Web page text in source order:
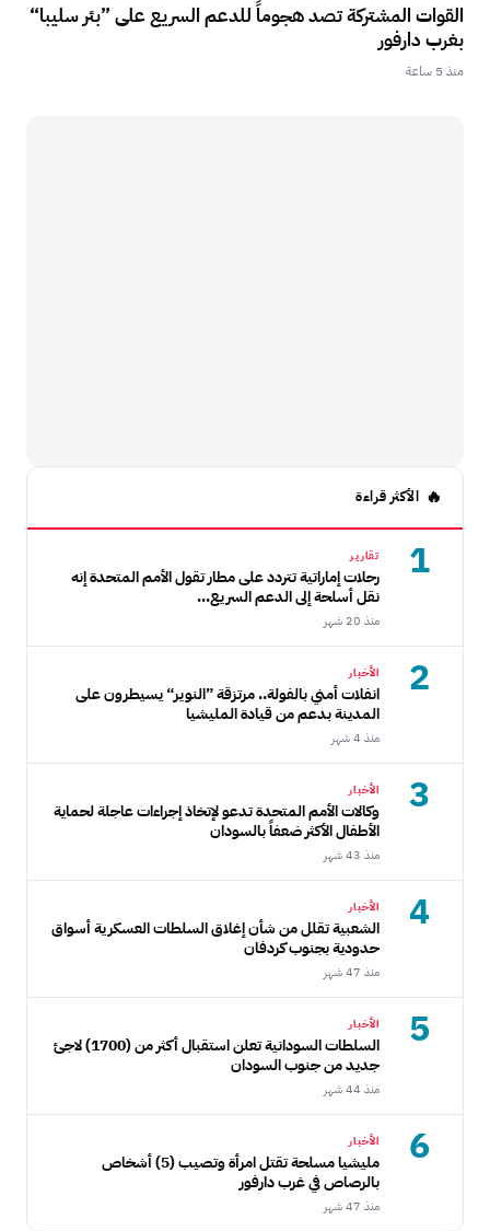
القوات المشتركة تصد هجوماً للدعم السريع على ”بئر سليبا“
بغرب دارفور
منذ 5 ساعة
الأكثر قراءة
1 تقارير
رحلات إماراتية تتردد على مطار تقول الأمم المتحدة إنه
نقل أسلحة إلى الدعم السريع...
منذ 20 شهر
2 الأخبار
انفلات أمني بالفولة.. مرتزقة ”النوير“ يسيطرون على
المدينة بدعم من قيادة المليشيا
منذ 4 شهر
3 الأخبار
وكالات الأمم المتحدة تدعو لإتخاذ إجراءات عاجلة لحماية
الأطفال الأكثر ضعفاً بالسودان
منذ 43 شهر
4 الأخبار
الشعبية تقلل من شأن إغلاق السلطات العسكرية أسواق
حدودية بجنوب كردفان
منذ 47 شهر
5 الأخبار
السلطات السودانية تعلن استقبال أكثر من (1700) لاجئ
جديد من جنوب السودان
منذ 44 شهر
6 الأخبار
مليشيا مسلحة تقتل امرأة وتصيب (5) أشخاص
بالرصاص في غرب دارفور
منذ 47 شهر